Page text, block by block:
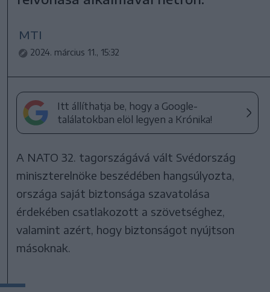
MTI
2024. március 11., 15:32
Itt állíthatja be, hogy a Google-
találatokban elöl legyen a Krónika!
A NATO 32. tagországává vált Svédország
miniszterelnöke beszédében hangsúlyozta,
országa saját biztonsága szavatolása
érdekében csatlakozott a szövetséghez,
valamint azért, hogy biztonságot nyújtson
másoknak.